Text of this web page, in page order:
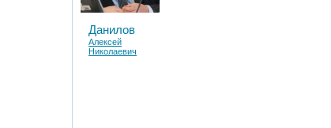
Данилов
Алексей
Николаевич